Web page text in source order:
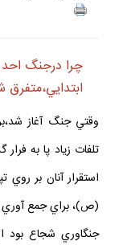
چرا درجنگ احد
وقتي جنگ آغاز
تلفات زياد پا به فرار
استقرار آنان بر روي
(ص)، براي جمع آوري
جنگاوري شجاع بود